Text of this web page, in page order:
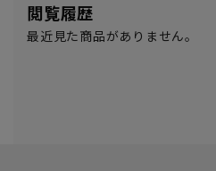
閲覧履歴
最近見た商品がありません。